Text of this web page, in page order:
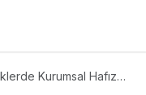
Kurumsal Hafıza
Neden